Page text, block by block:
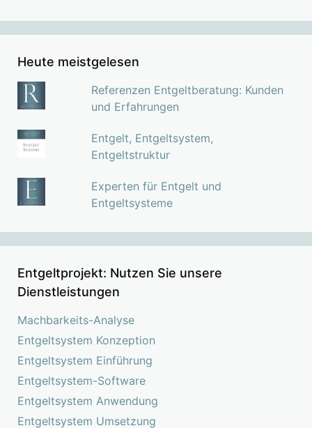
Heute meistgelesen
Referenzen Entgeltberatung: Kunden
und Erfahrungen
Entgelt, Entgeltsystem,
Entgeltstruktur
Experten für Entgelt und
Entgeltsysteme
Entgeltprojekt: Nutzen Sie unsere
Dienstleistungen
Machbarkeits-Analyse
Entgeltsystem Konzeption
Entgeltsystem Einführung
Entgeltsystem-Software
Entgeltsystem Anwendung
Entgeltsystem Umsetzung